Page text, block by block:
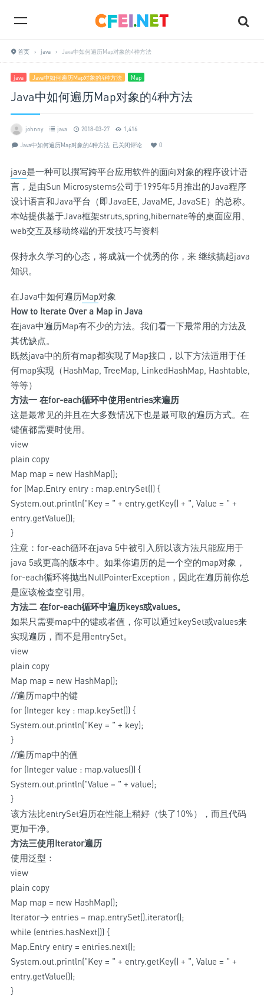
首页 › java › Java中如何遍历Map对象的4种方法
java Java中如何遍历Map对象的4种方法 Map
Java中如何遍历Map对象的4种方法
johnny java 2018-03-27 1,416
Java中如何遍历Map对象的4种方法 已关闭评论 0
java是一种可以撰写跨平台应用软件的面向对象的程序设计语
言，是由Sun Microsystems公司于1995年5月推出的Java程序
设计语言和Java平台（即JavaEE, JavaME, JavaSE）的总称。
本站提供基于Java框架struts,spring,hibernate等的桌面应用、
web交互及移动终端的开发技巧与资料
保持永久学习的心态，将成就一个优秀的你，来 继续搞起java
知识。
在Java中如何遍历Map对象
How to Iterate Over a Map in Java
在java中遍历Map有不少的方法。我们看一下最常用的方法及
其优缺点。
既然java中的所有map都实现了Map接口，以下方法适用于任
何map实现（HashMap, TreeMap, LinkedHashMap, Hashtable,
等等）
方法一 在for-each循环中使用entries来遍历
这是最常见的并且在大多数情况下也是最可取的遍历方式。在
键值都需要时使用。
view
plain copy
Map map = new HashMap();
for (Map.Entry entry : map.entrySet()) {
System.out.println("Key = " + entry.getKey() + ", Value = " +
entry.getValue());
}
注意：for-each循环在java 5中被引入所以该方法只能应用于
java 5或更高的版本中。如果你遍历的是一个空的map对象，
for-each循环将抛出NullPointerException，因此在遍历前你总
是应该检查空引用。
方法二 在for-each循环中遍历keys或values。
如果只需要map中的键或者值，你可以通过keySet或values来
实现遍历，而不是用entrySet。
view
plain copy
Map map = new HashMap();
//遍历map中的键
for (Integer key : map.keySet()) {
System.out.println("Key = " + key);
}
//遍历map中的值
for (Integer value : map.values()) {
System.out.println("Value = " + value);
}
该方法比entrySet遍历在性能上稍好（快了10%），而且代码
更加干净。
方法三使用Iterator遍历
使用泛型：
view
plain copy
Map map = new HashMap();
Iterator> entries = map.entrySet().iterator();
while (entries.hasNext()) {
Map.Entry entry = entries.next();
System.out.println("Key = " + entry.getKey() + ", Value = " +
entry.getValue());
}